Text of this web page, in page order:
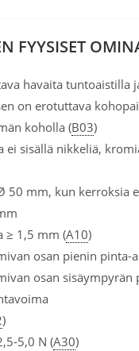
FYYSISET
havaita tuntoaistilla
on erotuttava
koholla (B03)
ei sisällä nikkeliä,
50 mm, kun kerroksia
≥ 1,5 mm (A10)
osan pienin pinta-
osan
)
5,0 N (A30)